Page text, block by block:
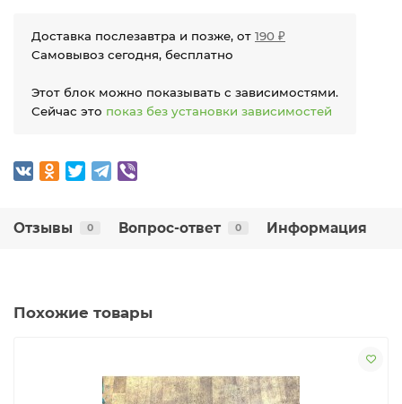
Доставка послезавтра и позже, от 190 ₽
Самовывоз сегодня, бесплатно
Этот блок можно показывать с зависимостями.
Сейчас это показ без установки зависимостей
Отзывы 0 Вопрос-ответ 0 Информация
Похожие товары